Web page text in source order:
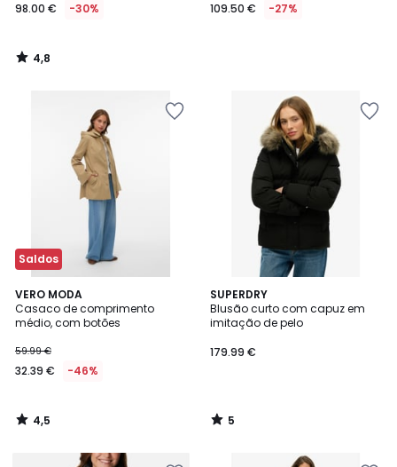
98.00 € -30%
4,8
/
109.50 € -27%
Saldos
VERO MODA
Casaco de comprimento
médio, com botões
59.99 €
32.39 € -46%
4,5
/ 5
4,5
/
SUPERDRY
Blusão curto com capuz em
imitação de pelo
179.99 €
5
/
5
5
/